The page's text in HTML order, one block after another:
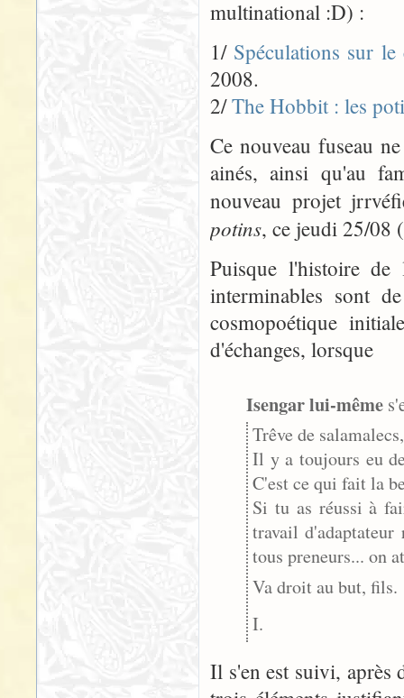
multinational :D) :
1/ Spéculations sur
2008.
2/The Hobbit : les
Ce nouveau fuseau
ainés, ainsi qu'au
nouveau projet
potins, ce jeudi 25/08
Puisque l'histoire
interminables sont
cosmopoétique
d'échanges, lorsque
Isengar lui-même
Trêve de
Il y a toujours eu
C'est ce qui fait la
Si tu as réussi à
travail d'adaptateur
tous preneurs... on
Va droit au but, fils.
I.
Il s'en est suivi, après